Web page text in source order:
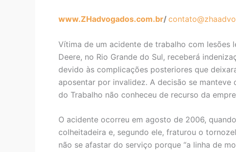
www.ZHadvogados.com.br/
Vítima de um acidente de trabalho com
Deere, no Rio Grande do Sul, receberá
devido às complicações posteriores que
aposentar por invalidez. A decisão se
do Trabalho não conheceu de recurso da
O acidente ocorreu em agosto de 2006,
colheitadeira e, segundo ele, fraturou o
não se afastar do serviço porque “a linha de